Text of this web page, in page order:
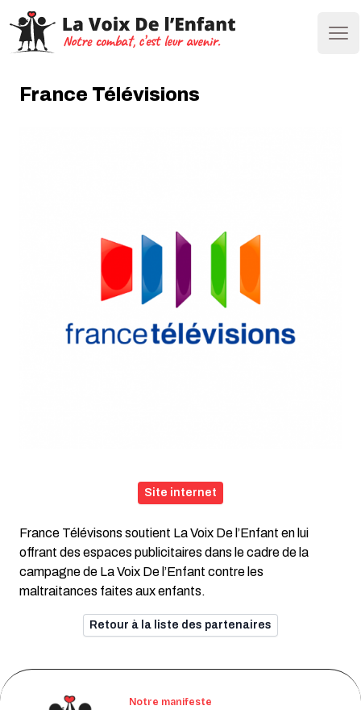
France Télévisions
Site internet
France Télévisons soutient La Voix De l’Enfant en lui
offrant des espaces publicitaires dans le cadre de la
campagne de La Voix De l’Enfant contre les
maltraitances faites aux enfants.
Retour à la liste des partenaires
Notre manifeste